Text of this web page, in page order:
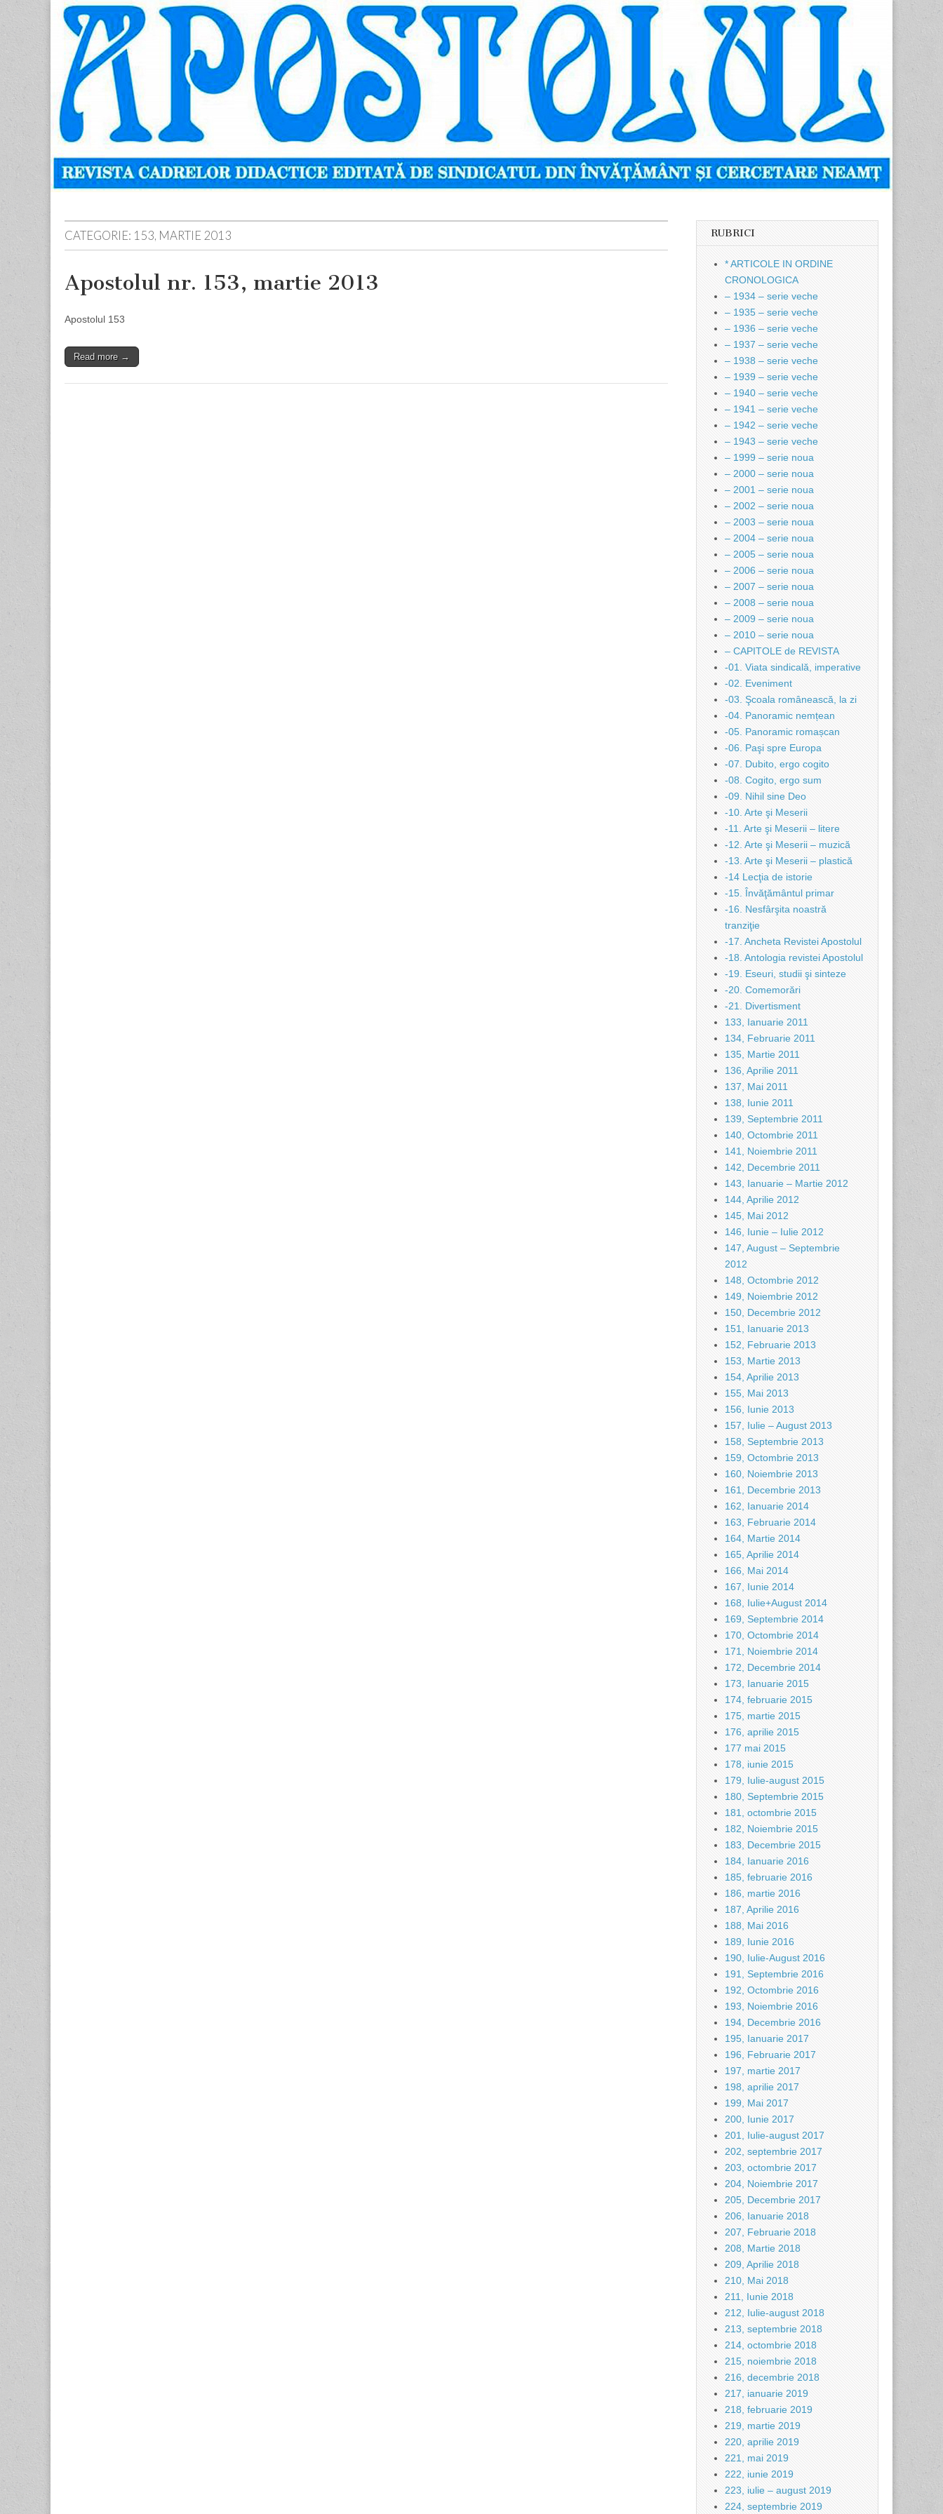
Apostolul
Revista
cadrelor
didactice
din
judetul
Neamt
menu
content
CATEGORIE: 153, MARTIE 2013
Apostolul nr. 153, martie 2013
Apostolul 153
Read more →
RUBRICI
* ARTICOLE IN ORDINE
CRONOLOGICA
– 1934 – serie veche
– 1935 – serie veche
– 1936 – serie veche
– 1937 – serie veche
– 1938 – serie veche
– 1939 – serie veche
– 1940 – serie veche
– 1941 – serie veche
– 1942 – serie veche
– 1943 – serie veche
– 1999 – serie noua
– 2000 – serie noua
– 2001 – serie noua
– 2002 – serie noua
– 2003 – serie noua
– 2004 – serie noua
– 2005 – serie noua
– 2006 – serie noua
– 2007 – serie noua
– 2008 – serie noua
– 2009 – serie noua
– 2010 – serie noua
– CAPITOLE de REVISTA
-01. Viata sindicală, imperative
-02. Eveniment
-03. Şcoala românească, la zi
-04. Panoramic nemțean
-05. Panoramic romașcan
-06. Paşi spre Europa
-07. Dubito, ergo cogito
-08. Cogito, ergo sum
-09. Nihil sine Deo
-10. Arte şi Meserii
-11. Arte şi Meserii – litere
-12. Arte şi Meserii – muzică
-13. Arte şi Meserii – plastică
-14 Lecţia de istorie
-15. Învăţământul primar
-16. Nesfârşita noastră
tranziţie
-17. Ancheta Revistei Apostolul
-18. Antologia revistei Apostolul
-19. Eseuri, studii şi sinteze
-20. Comemorări
-21. Divertisment
133, Ianuarie 2011
134, Februarie 2011
135, Martie 2011
136, Aprilie 2011
137, Mai 2011
138, Iunie 2011
139, Septembrie 2011
140, Octombrie 2011
141, Noiembrie 2011
142, Decembrie 2011
143, Ianuarie – Martie 2012
144, Aprilie 2012
145, Mai 2012
146, Iunie – Iulie 2012
147, August – Septembrie
2012
148, Octombrie 2012
149, Noiembrie 2012
150, Decembrie 2012
151, Ianuarie 2013
152, Februarie 2013
153, Martie 2013
154, Aprilie 2013
155, Mai 2013
156, Iunie 2013
157, Iulie – August 2013
158, Septembrie 2013
159, Octombrie 2013
160, Noiembrie 2013
161, Decembrie 2013
162, Ianuarie 2014
163, Februarie 2014
164, Martie 2014
165, Aprilie 2014
166, Mai 2014
167, Iunie 2014
168, Iulie+August 2014
169, Septembrie 2014
170, Octombrie 2014
171, Noiembrie 2014
172, Decembrie 2014
173, Ianuarie 2015
174, februarie 2015
175, martie 2015
176, aprilie 2015
177 mai 2015
178, iunie 2015
179, Iulie-august 2015
180, Septembrie 2015
181, octombrie 2015
182, Noiembrie 2015
183, Decembrie 2015
184, Ianuarie 2016
185, februarie 2016
186, martie 2016
187, Aprilie 2016
188, Mai 2016
189, Iunie 2016
190, Iulie-August 2016
191, Septembrie 2016
192, Octombrie 2016
193, Noiembrie 2016
194, Decembrie 2016
195, Ianuarie 2017
196, Februarie 2017
197, martie 2017
198, aprilie 2017
199, Mai 2017
200, Iunie 2017
201, Iulie-august 2017
202, septembrie 2017
203, octombrie 2017
204, Noiembrie 2017
205, Decembrie 2017
206, Ianuarie 2018
207, Februarie 2018
208, Martie 2018
209, Aprilie 2018
210, Mai 2018
211, Iunie 2018
212, Iulie-august 2018
213, septembrie 2018
214, octombrie 2018
215, noiembrie 2018
216, decembrie 2018
217, ianuarie 2019
218, februarie 2019
219, martie 2019
220, aprilie 2019
221, mai 2019
222, iunie 2019
223, iulie – august 2019
224, septembrie 2019